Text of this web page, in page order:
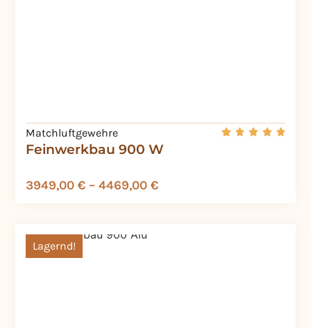
Feinwerkbau 900 W
Matchluftgewehre
3949,00 € – 4469,00 €
Lagernd!